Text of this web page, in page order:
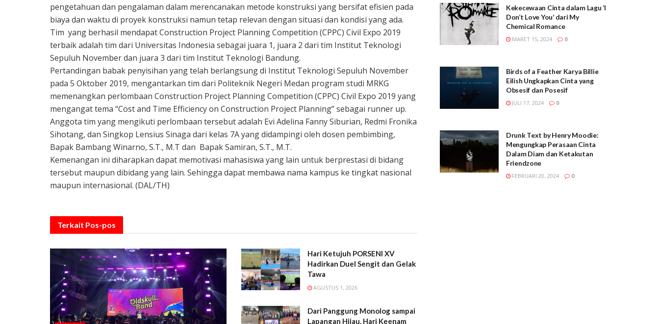
pengetahuan dan pengalaman dalam merencanakan metode konstruksi yang bersifat efisien pada
biaya dan waktu di proyek konstruksi namun tetap relevan dengan situasi dan kondisi yang ada.
Tim yang berhasil mendapat Construction Project Planning Competition (CPPC) Civil Expo 2019
terbaik adalah tim dari Universitas Indonesia sebagai juara 1, juara 2 dari tim Institut Teknologi
Sepuluh November dan juara 3 dari tim Institut Teknologi Bandung.
Pertandingan babak penyisihan yang telah berlangsung di Institut Teknologi Sepuluh November
pada 5 Oktober 2019, mengantarkan tim dari Politeknik Negeri Medan program studi MRKG
memenangkan perlombaan Construction Project Planning Competition (CPPC) Civil Expo 2019 yang
mengangat tema “Cost and Time Efficiency on Construction Project Planning” sebagai runner up.
Anggota tim yang mengikuti perlombaan tersebut adalah Evi Adelina Fanny Siburian, Redmi Fronika
Sihotang, dan Singkop Lensius Sinaga dari kelas 7A yang didampingi oleh dosen pembimbing,
Bapak Bambang Winarno, S.T., M.T dan Bapak Samiran, S.T., M.T.
Kemenangan ini diharapkan dapat memotivasi mahasiswa yang lain untuk berprestasi di bidang
tersebut maupun dibidang yang lain. Sehingga dapat membawa nama kampus ke tingkat nasional
maupun internasional. (DAL/TH)
Terkait Pos-pos
Hari Ketujuh PORSENI XV
Hadirkan Duel Sengit dan Gelak
Tawa
AGUSTUS 1, 2026
Dari Panggung Monolog sampai
Lapangan Hijau, Hari Keenam
Kekecewaan Cinta dalam Lagu ‘I
Don’t Love You’ dari My
Chemical Romance
MARET 15, 2024 0
Birds of a Feather Karya Billie
Eilish Ungkapkan Cinta yang
Obsesif dan Posesif
JULI 17, 2024 0
Drunk Text by Henry Moodie:
Mengungkap Perasaan Cinta
Dalam Diam dan Ketakutan
Friendzone
FEBRUARI 20, 2024 0